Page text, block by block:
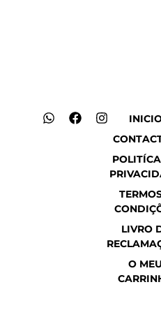
LIVRO
O
W
F
I